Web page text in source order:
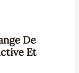
De
Et